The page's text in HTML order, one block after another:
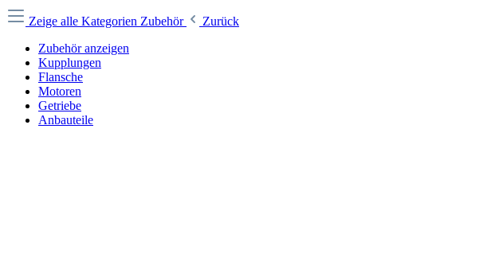
Zeige alle Kategorien Zubehör
Zurück
Zubehör anzeigen
Kupplungen
Flansche
Motoren
Getriebe
Anbauteile